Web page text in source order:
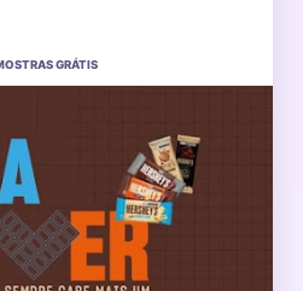
GRÁTIS